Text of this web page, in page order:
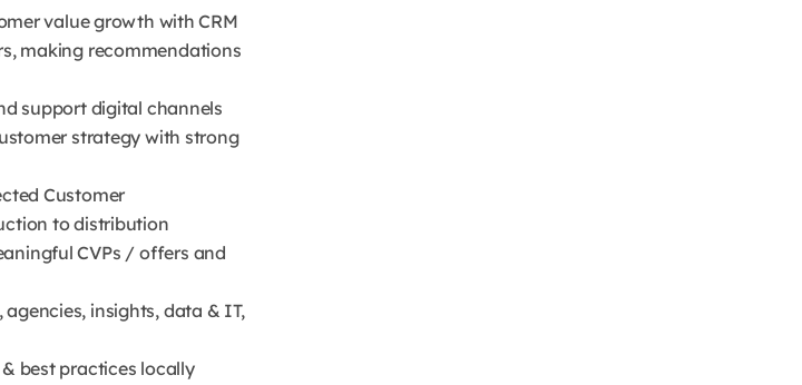
value growth with CRM
making recommendations
support digital channels
strategy with strong
Customer
to distribution
CVPs / offers and
insights, data & IT,
best practices locally